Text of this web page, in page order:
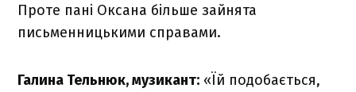
Проте пані Оксана більше зайнята
письменницькими справами.
Галина Тельнюк, музикант: «Їй подобається,